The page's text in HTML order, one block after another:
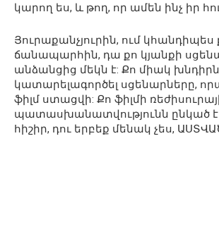
կարող ես, և թող, որ ամեն ինչ իր
Յուրաքանչյուրին, ում կհանդիպես
ճանապարհին, դա քո կյանքի
անձանցից մեկն է: Քո միակ
կատարելագործել սցենարները,
ֆիլմ ստացվի: Քո ֆիլմի
պատասխանատվությունն ընկած է
հիշիր, դու երբեք մենակ չես,